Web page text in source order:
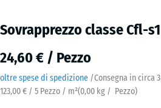
Sovrapprezzo classe Cfl-
24,60 € / Pezzo
oltre spese di spedizione /Consegna in circa
123,00 € / 5 Pezzo / m²(0,00 kg / Pezzo)